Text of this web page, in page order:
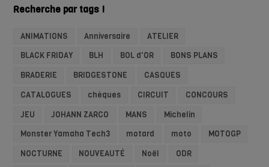
Recherche par tags !
ANIMATIONS Anniversaire
ATELIER
BLACK FRIDAY
BLH BOL d'OR
BONS PLANS
BRADERIE
BRIDGESTONE
CASQUES
CATALOGUES
chèques CIRCUIT
CONCOURS
JEU
JOHANN ZARCO MANS
Michelin
Monster Yamaha Tech3
motard moto
MOTOGP
NOCTURNE
NOUVEAUTÉ Noël
ODR